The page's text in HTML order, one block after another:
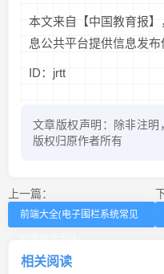
本文来自【中国教育报
息公共平台提供信息发布
ID：jrtt
文章版权声明：除非注明
版权归原作者所有
上一篇：
前端大全(电子围栏系统常见
相关阅读